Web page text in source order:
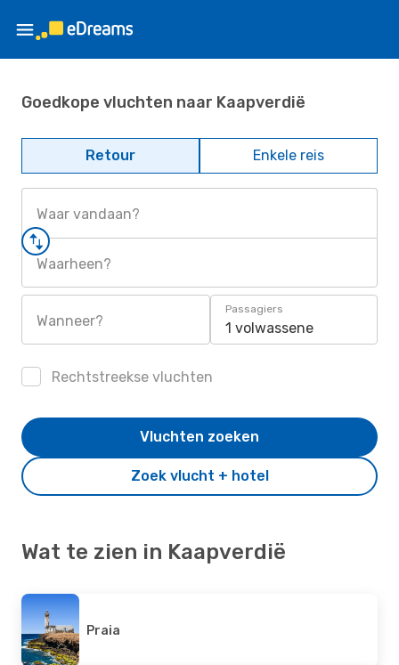
Goedkope vluchten naar Kaapverdië
Retour Enkele reis
Waar vandaan?
Waarheen?
Wanneer?
Passagiers
1 volwassene
Rechtstreekse vluchten
Zoek vlucht + hotel
Vluchten zoeken
Wat te zien in Kaapverdië
Praia